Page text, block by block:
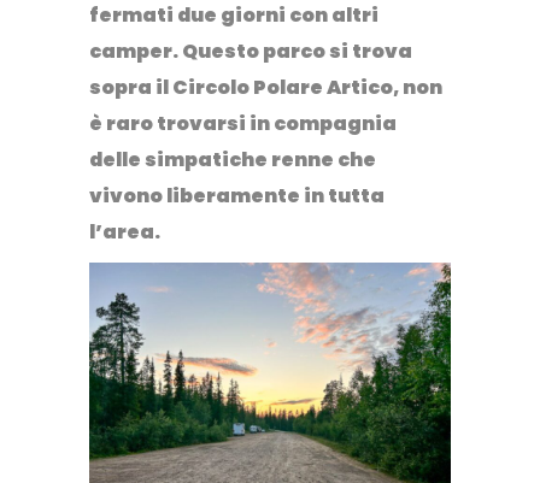
fermati due giorni con altri
camper. Questo parco si trova
sopra il Circolo Polare Artico, non
è raro trovarsi in compagnia
delle simpatiche renne che
vivono liberamente in tutta
l’area.